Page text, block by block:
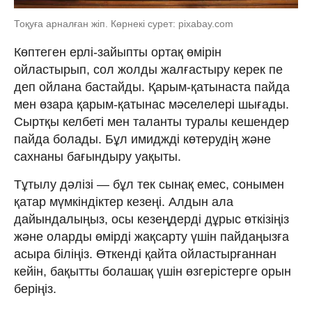
Тоқуға арналған жіп. Көрнекі сурет: pixabay.com
Көптеген ерлі-зайыпты ортақ өмірін
ойластырып, сол жолды жалғастыру керек пе
деп ойлана бастайды. Қарым-қатынаста пайда
мен өзара қарым-қатынас мәселелері шығады.
Сыртқы келбеті мен таланты туралы кешендер
пайда болады. Бұл имиджді көтерудің және
сахнаны бағындыру уақыты.
Тұтылу дәлізі — бұл тек сынақ емес, сонымен
қатар мүмкіндіктер кезеңі. Алдын ала
дайындалыңыз, осы кезеңдерді дұрыс өткізіңіз
және оларды өмірді жақсарту үшін пайдаңызға
асыра біліңіз. Өткенді қайта ойластырғаннан
кейін, бақытты болашақ үшін өзгерістерге орын
беріңіз.